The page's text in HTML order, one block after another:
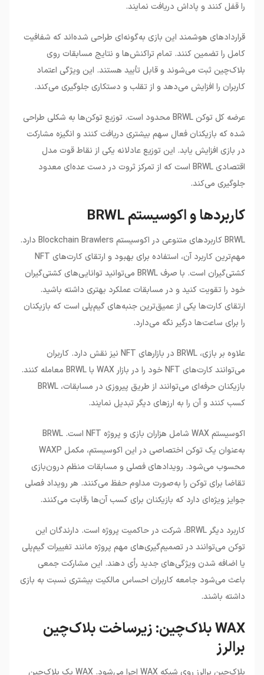
را قفل کنند و پاداش دریافت نمایند.
قراردادهای هوشمند این بازی به‌گونه‌ای طراحی شده‌اند که شفافیت
کامل را تضمین کنند. تمام تراکنش‌ها و نتایج مسابقات روی
بلاک‌چین ثبت می‌شوند و قابل تأیید هستند. این ویژگی اعتماد
کاربران را افزایش می‌دهد و از تقلب و دستکاری جلوگیری می‌کند.
عرضه کل توکن BRWL محدود است. توزیع توکن‌ها به شکلی طراحی
شده که بازیکنان فعال سهم بیشتری دریافت کنند و انگیزه مشارکت
در بازی افزایش یابد. این توزیع عادلانه یکی از نقاط قوت مدل
اقتصادی BRWL است که از تمرکز ثروت در دست عده‌ای معدود
جلوگیری می‌کند.
کاربردها و اکوسیستم BRWL
BRWL کاربردهای متنوعی در اکوسیستم Blockchain Brawlers دارد.
مهم‌ترین کاربرد آن، استفاده برای بهبود و ارتقای کارت‌های NFT
کشتی‌گیران است. با صرف BRWL می‌توانید توانایی‌های کشتی‌گیران
خود را تقویت کنید و در مسابقات عملکرد بهتری داشته باشید.
ارتقای کارت‌ها یکی از عمیق‌ترین جنبه‌های گیم‌پلی است که بازیکنان
را برای ساعت‌ها درگیر نگه می‌دارد.
علاوه بر بازی، BRWL در بازارهای NFT نیز نقش دارد. کاربران
می‌توانند کارت‌های NFT خود را در بازار WAX با BRWL معامله کنند.
بازیکنان حرفه‌ای می‌توانند از طریق پیروزی در مسابقات، BRWL
کسب کنند و آن را به ارزهای دیگر تبدیل نمایند.
اکوسیستم WAX شامل هزاران بازی و پروژه NFT است. BRWL
به‌عنوان یک توکن اختصاصی در این اکوسیستم، مکمل WAXP
محسوب می‌شود. رویدادهای فصلی و مسابقات منظم درون‌بازی
تقاضا برای توکن را به‌صورت مداوم حفظ می‌کنند. هر رویداد فصلی
جوایز ویژه‌ای دارد که بازیکنان برای کسب آن‌ها رقابت می‌کنند.
کاربرد دیگر BRWL، شرکت در حاکمیت پروژه است. دارندگان این
توکن می‌توانند در تصمیم‌گیری‌های مهم پروژه مانند تغییرات گیم‌پلی
یا اضافه شدن ویژگی‌های جدید رأی دهند. این مشارکت جمعی
باعث می‌شود جامعه کاربران احساس مالکیت بیشتری نسبت به بازی
داشته باشند.
WAX بلاک‌چین: زیرساخت بلاک‌چین
برالرز
بلاک‌چین برالرز روی شبکه WAX اجرا می‌شود. WAX یک بلاک‌چین